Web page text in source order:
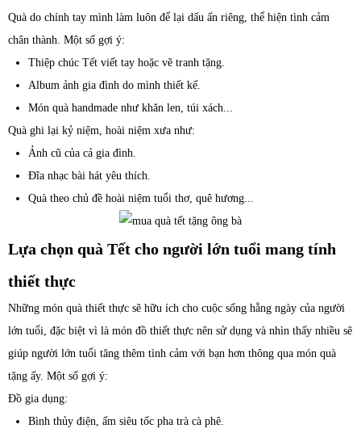
Quà do chính tay mình làm luôn để lại dấu ấn riêng, thể hiện tình cảm
chân thành. Một số gợi ý:
Thiệp chúc Tết viết tay hoặc vẽ tranh tặng.
Album ảnh gia đình do mình thiết kế.
Món quà handmade như khăn len, túi xách...
Quà ghi lại kỷ niệm, hoài niệm xưa như:
Ảnh cũ của cả gia đình.
Đĩa nhạc bài hát yêu thích.
Quà theo chủ đề hoài niệm tuổi thơ, quê hương...
Lựa chọn quà Tết cho người lớn tuổi mang tính
thiết thực
Những món quà thiết thực sẽ hữu ích cho cuộc sống hằng ngày của người
lớn tuổi, đặc biệt vì là món đồ thiết thực nên sử dụng và nhìn thấy nhiều sẽ
giúp người lớn tuổi tăng thêm tình cảm với bạn hơn thông qua món quà
tặng ấy. Một số gợi ý:
Đồ gia dụng:
Bình thủy điện, ấm siêu tốc pha trà cà phê.